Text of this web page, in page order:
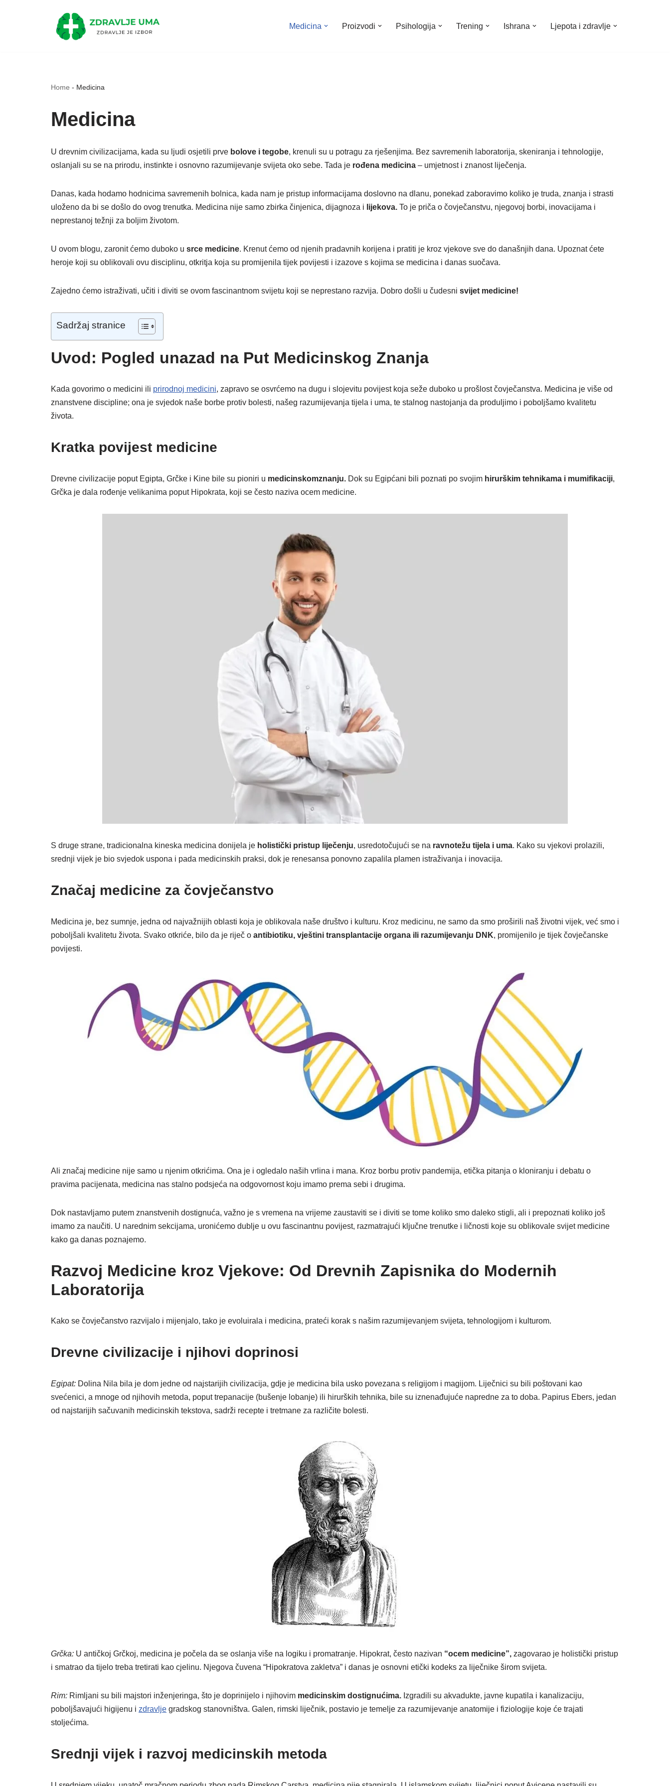
Medicina Proizvodi Psihologija Trening Ishrana Ljepota i zdravlje
Home - Medicina
Medicina
U drevnim civilizacijama, kada su ljudi osjetili prve bolove i tegobe, krenuli su u potragu za rješenjima. Bez savremenih laboratorija, skeniranja i tehnologije,
oslanjali su se na prirodu, instinkte i osnovno razumijevanje svijeta oko sebe. Tada je rođena medicina – umjetnost i znanost liječenja.
Danas, kada hodamo hodnicima savremenih bolnica, kada nam je pristup informacijama doslovno na dlanu, ponekad zaboravimo koliko je truda, znanja i strasti
uloženo da bi se došlo do ovog trenutka. Medicina nije samo zbirka činjenica, dijagnoza i lijekova. To je priča o čovječanstvu, njegovoj borbi, inovacijama i
neprestanoj težnji za boljim životom.
U ovom blogu, zaronit ćemo duboko u srce medicine. Krenut ćemo od njenih pradavnih korijena i pratiti je kroz vjekove sve do današnjih dana. Upoznat ćete
heroje koji su oblikovali ovu disciplinu, otkritja koja su promijenila tijek povijesti i izazove s kojima se medicina i danas suočava.
Zajedno ćemo istraživati, učiti i diviti se ovom fascinantnom svijetu koji se neprestano razvija. Dobro došli u čudesni svijet medicine!
Sadržaj stranice
Uvod: Pogled unazad na Put Medicinskog Znanja
Kada govorimo o medicini ili prirodnoj medicini, zapravo se osvrćemo na dugu i slojevitu povijest koja seže duboko u prošlost čovječanstva. Medicina je više od
znanstvene discipline; ona je svjedok naše borbe protiv bolesti, našeg razumijevanja tijela i uma, te stalnog nastojanja da produljimo i poboljšamo kvalitetu
života.
Kratka povijest medicine
Drevne civilizacije poput Egipta, Grčke i Kine bile su pioniri u medicinskomznanju. Dok su Egipćani bili poznati po svojim hirurškim tehnikama i mumifikaciji,
Grčka je dala rođenje velikanima poput Hipokrata, koji se često naziva ocem medicine.
S druge strane, tradicionalna kineska medicina donijela je holistički pristup liječenju, usredotočujući se na ravnotežu tijela i uma. Kako su vjekovi prolazili,
srednji vijek je bio svjedok uspona i pada medicinskih praksi, dok je renesansa ponovno zapalila plamen istraživanja i inovacija.
Značaj medicine za čovječanstvo
Medicina je, bez sumnje, jedna od najvažnijih oblasti koja je oblikovala naše društvo i kulturu. Kroz medicinu, ne samo da smo proširili naš životni vijek, već smo i
poboljšali kvalitetu života. Svako otkriće, bilo da je riječ o antibiotiku, vještini transplantacije organa ili razumijevanju DNK, promijenilo je tijek čovječanske
povijesti.
Ali značaj medicine nije samo u njenim otkrićima. Ona je i ogledalo naših vrlina i mana. Kroz borbu protiv pandemija, etička pitanja o kloniranju i debatu o
pravima pacijenata, medicina nas stalno podsjeća na odgovornost koju imamo prema sebi i drugima.
Dok nastavljamo putem znanstvenih dostignuća, važno je s vremena na vrijeme zaustaviti se i diviti se tome koliko smo daleko stigli, ali i prepoznati koliko još
imamo za naučiti. U narednim sekcijama, uronićemo dublje u ovu fascinantnu povijest, razmatrajući ključne trenutke i ličnosti koje su oblikovale svijet medicine
kako ga danas poznajemo.
Razvoj Medicine kroz Vjekove: Od Drevnih Zapisnika do Modernih
Laboratorija
Kako se čovječanstvo razvijalo i mijenjalo, tako je evoluirala i medicina, prateći korak s našim razumijevanjem svijeta, tehnologijom i kulturom.
Drevne civilizacije i njihovi doprinosi
Egipat: Dolina Nila bila je dom jedne od najstarijih civilizacija, gdje je medicina bila usko povezana s religijom i magijom. Liječnici su bili poštovani kao
svećenici, a mnoge od njihovih metoda, poput trepanacije (bušenje lobanje) ili hirurških tehnika, bile su iznenađujuće napredne za to doba. Papirus Ebers, jedan
od najstarijih sačuvanih medicinskih tekstova, sadrži recepte i tretmane za različite bolesti.
Grčka: U antičkoj Grčkoj, medicina je počela da se oslanja više na logiku i promatranje. Hipokrat, često nazivan “ocem medicine”, zagovarao je holistički pristup
i smatrao da tijelo treba tretirati kao cjelinu. Njegova čuvena “Hipokratova zakletva” i danas je osnovni etički kodeks za liječnike širom svijeta.
Rim: Rimljani su bili majstori inženjeringa, što je doprinijelo i njihovim medicinskim dostignućima. Izgradili su akvadukte, javne kupatila i kanalizaciju,
poboljšavajući higijenu i zdravlje gradskog stanovništva. Galen, rimski liječnik, postavio je temelje za razumijevanje anatomije i fiziologije koje će trajati
stoljećima.
Srednji vijek i razvoj medicinskih metoda